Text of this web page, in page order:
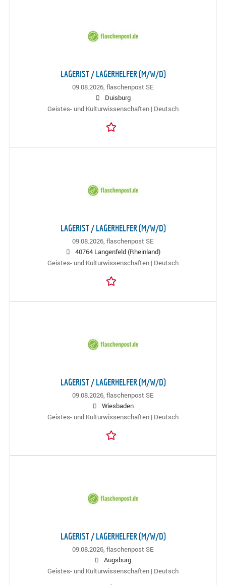
LAGERIST / LAGERHELFER (M/W/D)
09.08.2026, flaschenpost SE
Duisburg
Geistes- und Kulturwissenschaften | Deutsch
LAGERIST / LAGERHELFER (M/W/D)
09.08.2026, flaschenpost SE
40764 Langenfeld (Rheinland)
Geistes- und Kulturwissenschaften | Deutsch
LAGERIST / LAGERHELFER (M/W/D)
09.08.2026, flaschenpost SE
Wiesbaden
Geistes- und Kulturwissenschaften | Deutsch
LAGERIST / LAGERHELFER (M/W/D)
09.08.2026, flaschenpost SE
Augsburg
Geistes- und Kulturwissenschaften | Deutsch